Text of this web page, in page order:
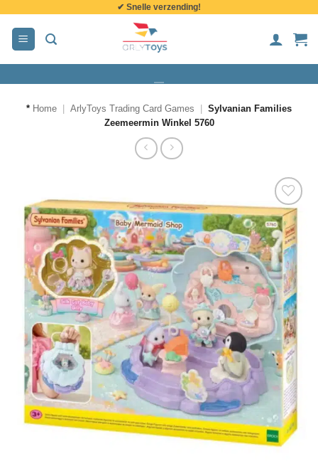
inhoud
✔ Snelle verzending!
* Home ArlyToys Trading Card Games
Sylvanian Families
Zeemeermin Winkel 5760